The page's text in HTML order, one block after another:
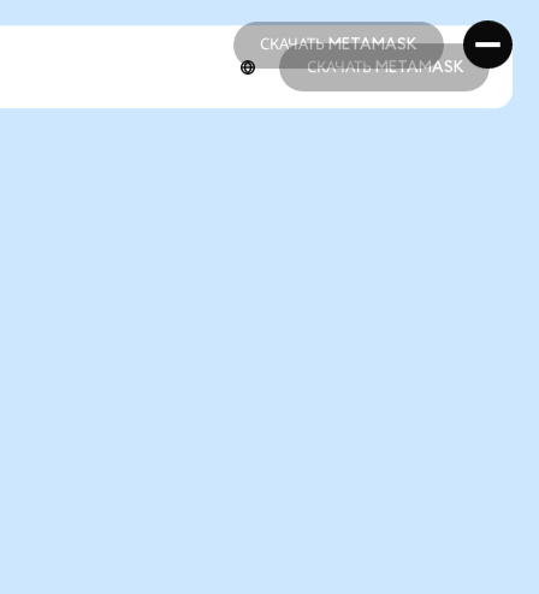
СКАЧАТЬ METAMASK
СКАЧАТЬ METAMASK
СКАЧАТЬ METAMASK